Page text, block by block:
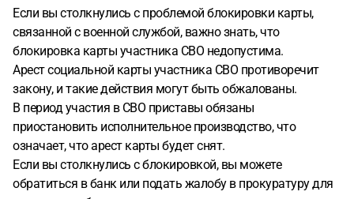
Если вы столкнулись с проблемой блокировки карты,
связанной с военной службой, важно знать, что
блокировка карты участника СВО недопустима.
Арест социальной карты участника СВО противоречит
закону, и такие действия могут быть обжалованы.
В период участия в СВО приставы обязаны
приостановить исполнительное производство, что
означает, что арест карты будет снят.
Если вы столкнулись с блокировкой, вы можете
обратиться в банк или подать жалобу в прокуратуру для